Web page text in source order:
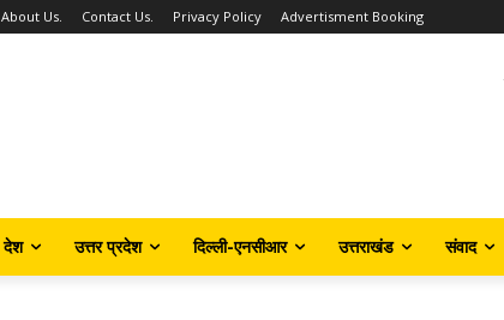
About Us. Contact Us. Privacy Policy Advertisment Booking
देश उत्तर प्रदेश दिल्ली-एनसीआर उत्तराखंड संवाद